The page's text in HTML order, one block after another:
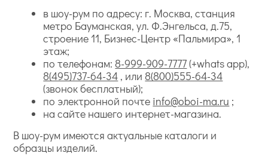
в шоу-рум по адресу: г. Москва, станция
метро Бауманская, ул. Ф.Энгельса, д.75,
строение 11, Бизнес-Центр «Пальмира», 1
этаж;
по телефонам: 8-999-909-7777(+whats app),
8(495)737-64-34 , или 8(800)555-64-34
(звонок бесплатный);
по электронной почте info@oboi-ma.ru ;
на сайте нашего интернет-магазина.
В шоу-рум имеются актуальные каталоги и
образцы изделий.